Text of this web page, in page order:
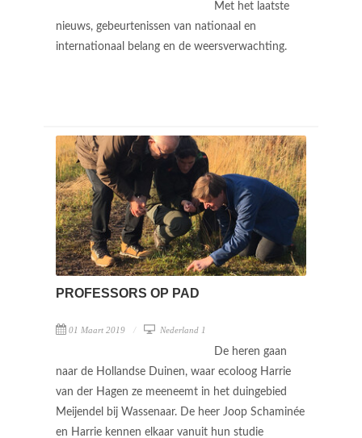
Met het laatste
nieuws, gebeurtenissen van nationaal en
internationaal belang en de weersverwachting.
PROFESSORS OP PAD
01 Maart 2019 Nederland 1
De heren gaan
naar de Hollandse Duinen, waar ecoloog Harrie
van der Hagen ze meeneemt in het duingebied
Meijendel bij Wassenaar. De heer Joop Schaminée
en Harrie kennen elkaar vanuit hun studie